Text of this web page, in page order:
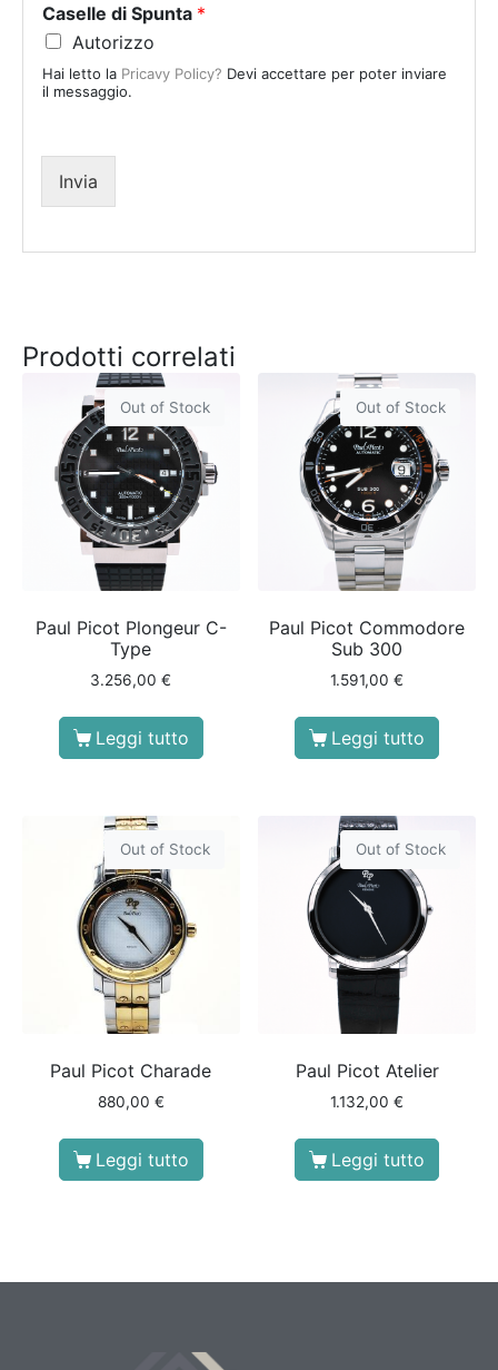
t
e
s
+
Caselle di Spunta *
Autorizzo
Hai letto la Pricavy Policy? Devi accettare per poter inviare
il messaggio.
Invia
Prodotti correlati
Out of Stock
Paul Picot Plongeur C-
Type
3.256,00€
Leggi tutto
Out of Stock
Paul Picot Commodore
Sub 300
1.591,00€
Leggi tutto
Out of Stock
Paul Picot Charade
880,00 €
Leggi tutto
Out of Stock
Paul Picot Atelier
1.132,00€
Leggi tutto